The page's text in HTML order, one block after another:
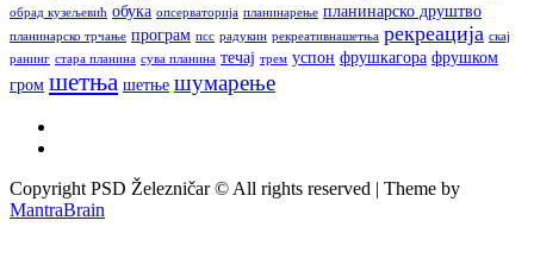
обрад кузељевић обука опсерваторија планинарење планинарско друштво
планинарско трчање програм псс радукин рекреативнашетња рекреација скај
ранинг стара планина сува планина течај трем успон фрушкагора фрушком
гром шетња шетње шумарење
Copyright PSD Železničar © All rights reserved | Theme by
MantraBrain